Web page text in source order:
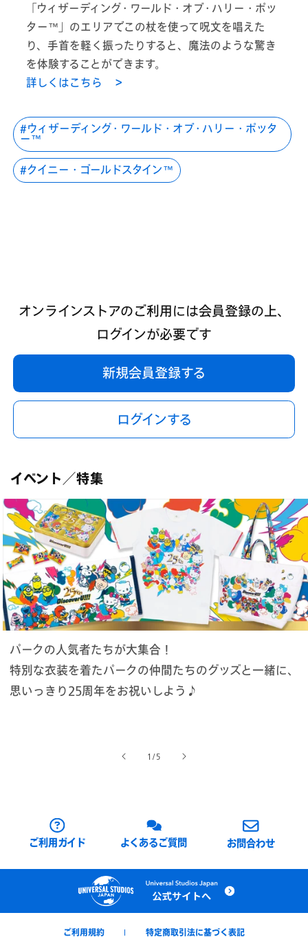
「ウィザーディング・ワールド・オブ・ハリー・ポッ
ター™」のエリアでこの杖を使って呪文を唱えた
り、手首を軽く振ったりすると、魔法のような驚き
を体験することができます。
詳しくはこちら ＞
ウィザーディング・ワールド・オブ・ハリー・ポッタ
ー™
クイニー・ゴールドスタイン™
オンラインストアのご利用には会員登録の上、
ログインが必要です
新規会員登録する
ログインする
イベント／特集
パークの人気者たちが大集合！
特別な衣装を着たパークの仲間たちのグッズと一緒に、
思いっきり25周年をお祝いしよう♪
1 /の
5
ご利用ガイド よくあるご質問 お問合わせ
ご利用規約 特定商取引法に基づく表記